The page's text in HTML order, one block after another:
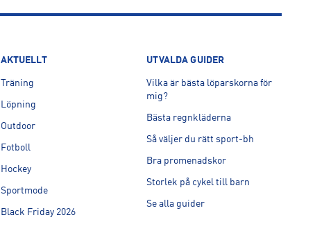
AKTUELLT
Träning
Löpning
Outdoor
Fotboll
Hockey
Sportmode
Black Friday 2026
UTVALDA GUIDER
Vilka är bästa löparskorna för
mig?
Bästa regnkläderna
Så väljer du rätt sport-bh
Bra promenadskor
Storlek på cykel till barn
Se alla guider